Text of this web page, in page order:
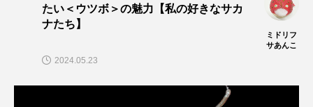
下田海中水族館
伝統料理
たい＜ウツボ＞の魅力【私の好きなサカ
ナたち】
ミドリフ
サあんこ
2024.05.23